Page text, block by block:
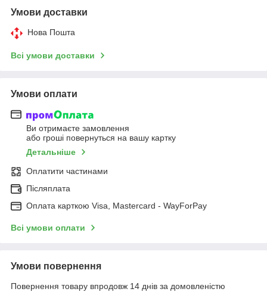
Умови доставки
Нова Пошта
Всі умови доставки
Умови оплати
Ви отримаєте замовлення
або гроші повернуться на вашу картку
Детальніше
Оплатити частинами
Післяплата
Оплата карткою Visa, Mastercard - WayForPay
Всі умови оплати
Умови повернення
Повернення товару впродовж 14 днів за домовленістю